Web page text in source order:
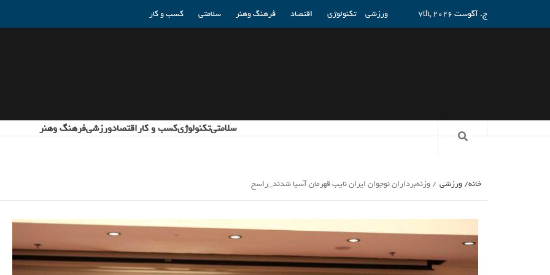
ج. آگوست 7th, 2026 ورزشی تکنولوژی اقتصاد فرهنگ وهنر سلامتی کسب و کار
سلامتیتکنولوژیکسب و کاراقتصادورزشیفرهنگ وهنر
خانه ورزشی وزنه‌برداران نوجوان ایران نایب قهرمان آسیا شدند_راسخ